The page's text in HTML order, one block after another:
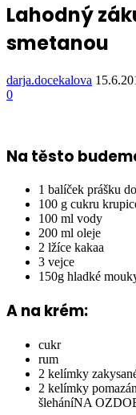
Lahodný
smetanou
darja.docekalova
0
Na těsto
1 balíček prášku
100 g cukru
100 ml vody
200 ml oleje
2 lžíce kakaa
3 vejce
150g hladké
A na krém:
cukr
rum
2 kelímky
2 kelímky
šleháníNA